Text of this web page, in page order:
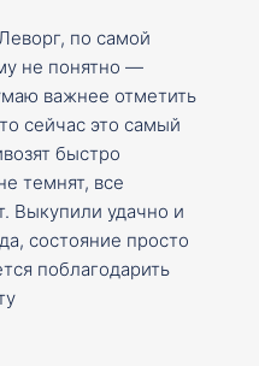
по самой
не понятно —
важнее отметить
сейчас это самый
быстро
темнят, все
Выкупили удачно и
состояние просто
поблагодарить